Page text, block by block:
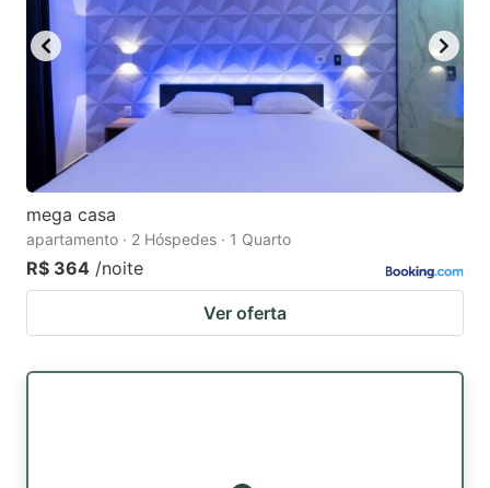
mega casa
apartamento · 2 Hóspedes · 1 Quarto
R$ 364 /noite
Ver oferta